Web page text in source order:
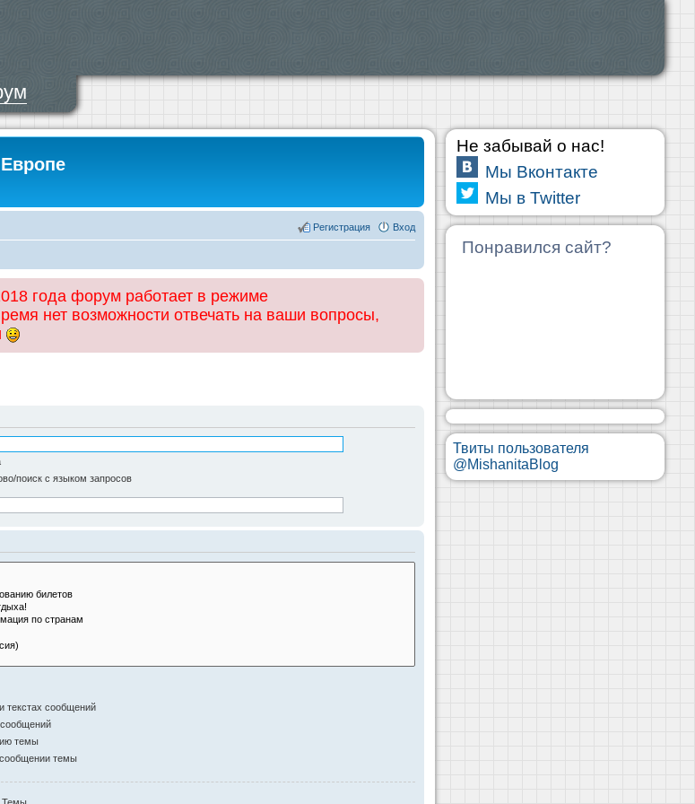
Вход
Регистрация
года форум работает в режиме
нет возможности отвечать на ваши вопросы,
поиск с языком запросов
текстах сообщений
сообщений
темы
темы
Не забывай о нас!
Мы Вконтакте
Мы в Twitter
Понравился сайт?
Твиты пользователя
@MishanitaBlog